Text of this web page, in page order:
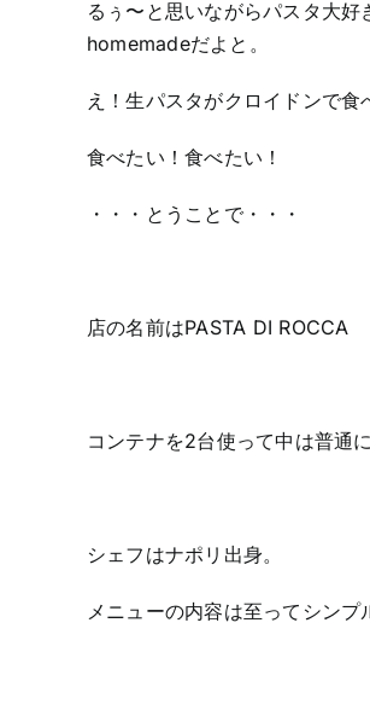
るぅ〜と思いながらパスタ大
homemadeだよと。
え！生パスタがクロイドンで食
食べたい！食べたい！
・・・とうことで・・・
店の名前はPASTA DI ROCCA
コンテナを2台使って中は普通
シェフはナポリ出身。
メニューの内容は至ってシンプ